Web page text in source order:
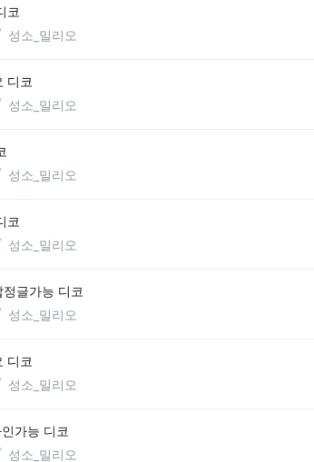
코
성소_밀리오
디코
성소_밀리오
성소_밀리오
코
성소_밀리오
글가능 디코
성소_밀리오
디코
성소_밀리오
가능 디코
성소_밀리오